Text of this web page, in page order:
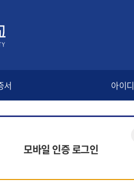
서 아이디
모바일 인증 로그인